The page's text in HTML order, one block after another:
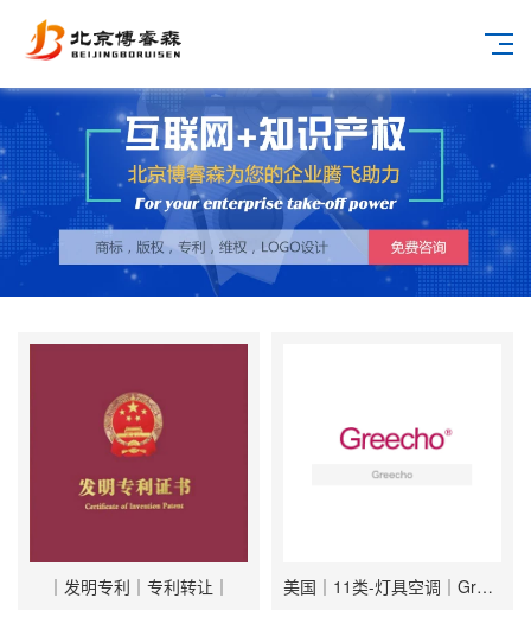
｜发明专利｜专利转让｜ 美国｜11类-灯具空调｜Greecho